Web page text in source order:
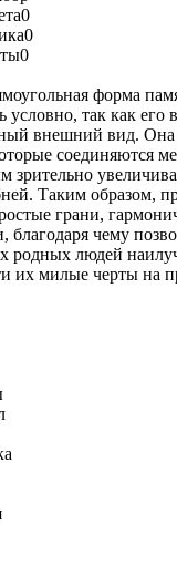
0
0
0
форма
условно, так как его
внешний вид.
соединяются
зрительно
Таким образом,
грани,
благодаря чему
родных людей
их милые черты на